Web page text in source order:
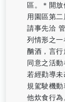
區。＊開
用園區第
請事先洽
列情形之
酗酒，言
同意之活
若經勸導
規駕駛機
他炊食行